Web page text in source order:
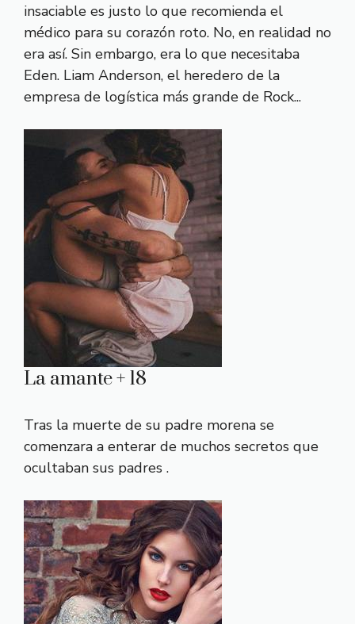
insaciable es justo lo que recomienda el
médico para su corazón roto. No, en realidad no
era así. Sin embargo, era lo que necesitaba
Eden. Liam Anderson, el heredero de la
empresa de logística más grande de Rock...
La amante + 18
Tras la muerte de su padre morena se
comenzara a enterar de muchos secretos que
ocultaban sus padres .